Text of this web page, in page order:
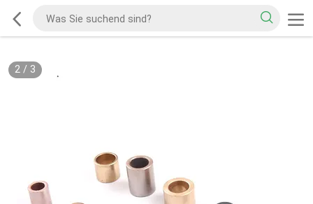
2/ 3